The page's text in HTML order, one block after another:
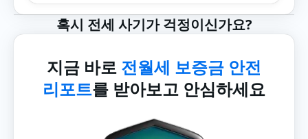
혹시 전세 사기가 걱정이신가요?
지금 바로 전월세 보증금 안전
리포트를 받아보고 안심하세요